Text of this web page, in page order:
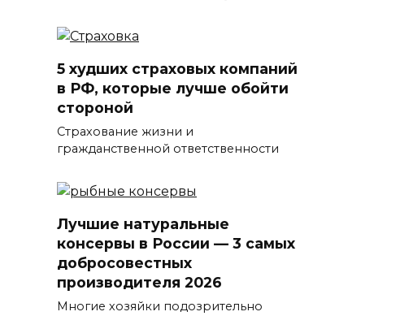
5 худших страховых компаний
в РФ, которые лучше обойти
стороной
Страхование жизни и
гражданственной ответственности
Лучшие натуральные
консервы в России — 3 самых
добросовестных
производителя 2026
Многие хозяйки подозрительно